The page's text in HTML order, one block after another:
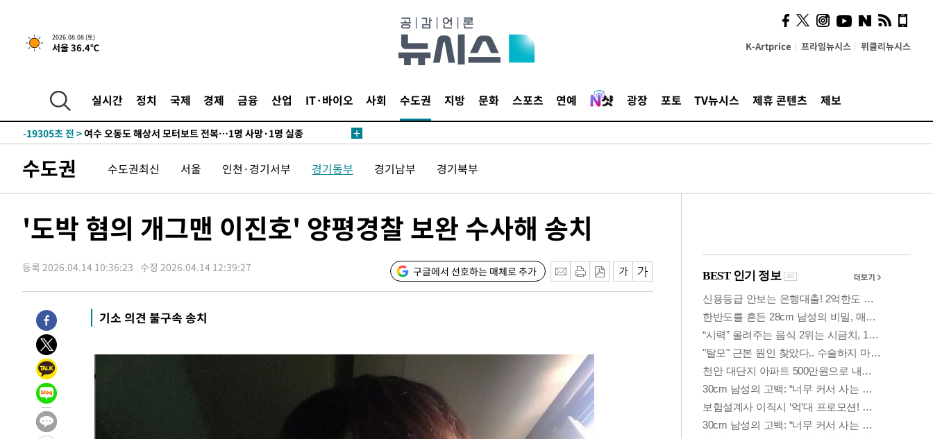
2026.08.08 (토)
서울 36.4℃ K-Artprice 프라임뉴시스 위클리뉴시스
실시간 정치 국제 경제 금융 산업 IT·바이오 사회 수도권 지방 문화 스포츠 연예 광장 포토 TV뉴시스 제휴 콘텐츠 제보
-28578초 전 >강릉에 시간당 81.4㎜ 물폭탄…도로 잠기고 담벼락 붕괴
-24685초 전 >백운산서 80년근 천종산삼 9뿌리 발견…감정가 1.3억원
-19929초 전 >
남자 농구, 나고야 아시안게임서 '홈팀' 일본과 한일전
-19305초 전 >
-15532초 전 >극한폭염 한풀 꺾이지만…'낮 최고 35도' 무더위, 열대야 계속[다음
-11067초 전 >
[속보]'압수수색·성접대 논란' 축구협회 "실망과 걱정 안겨드려 죄
5분 전 >'최고 37도' 폭염 지속…강원동해안 최대 150㎜ 비
-28578초 전 >
강릉에 시간당 81.4㎜ 물폭탄…도로 잠기고 담벼락 붕괴
-22395초 전 >선재도서 해루질 나섰다 실종 60대, 닷새 만에 숨진 채 발견
-19929초 전 >남자 농구, 나고야 아시안게임서 '홈팀' 일본과 한일전
-19305초 전 >
여수 오동도 해상서 모터보트 전복…1명 사망·1명 실종
-15532초 전 >
극한폭염 한풀 꺾이지만…'낮 최고 35도' 무더위, 열대야 계속[다음
주 날씨]
-12550초 전 >
-11067초 전 >
5분 전 >
1시간 전 >
수도권 수도권최신 서울 인천·경기서부 경기동부 경기남부 경기북부
'도박 혐의 개그맨 이진호' 양평경찰 보완 수사해 송치
등록 2026.04.14 10:36:23 수정 2026.04.14 12:39:27 구글에서 선호하는 매체로 추가
기소 의견 불구속 송치
사이 해답 찾았죠"…알을
깨고 나온 '초자아'